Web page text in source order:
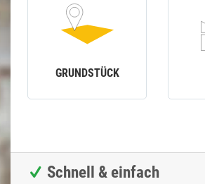
GRUNDSTÜCK
Schnell & einfach